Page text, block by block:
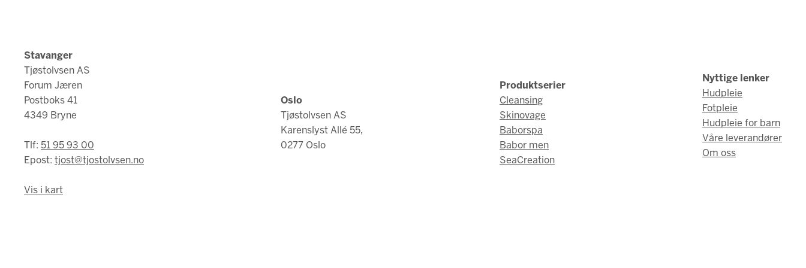
Stavanger
Tjøstolvsen AS
Forum Jæren
Postboks 41
4349 Bryne
Tlf: 51 95 93 00
Epost: tjost@tjostolvsen.no
Vis i kart
Oslo
Tjøstolvsen AS
Karenslyst Allé 55,
0277 Oslo
Produktserier
Cleansing
Skinovage
Baborspa
Babor men
SeaCreation
Nyttige lenker
Hudpleie
Fotpleie
Hudpleie for barn
Våre leverandører
Om oss